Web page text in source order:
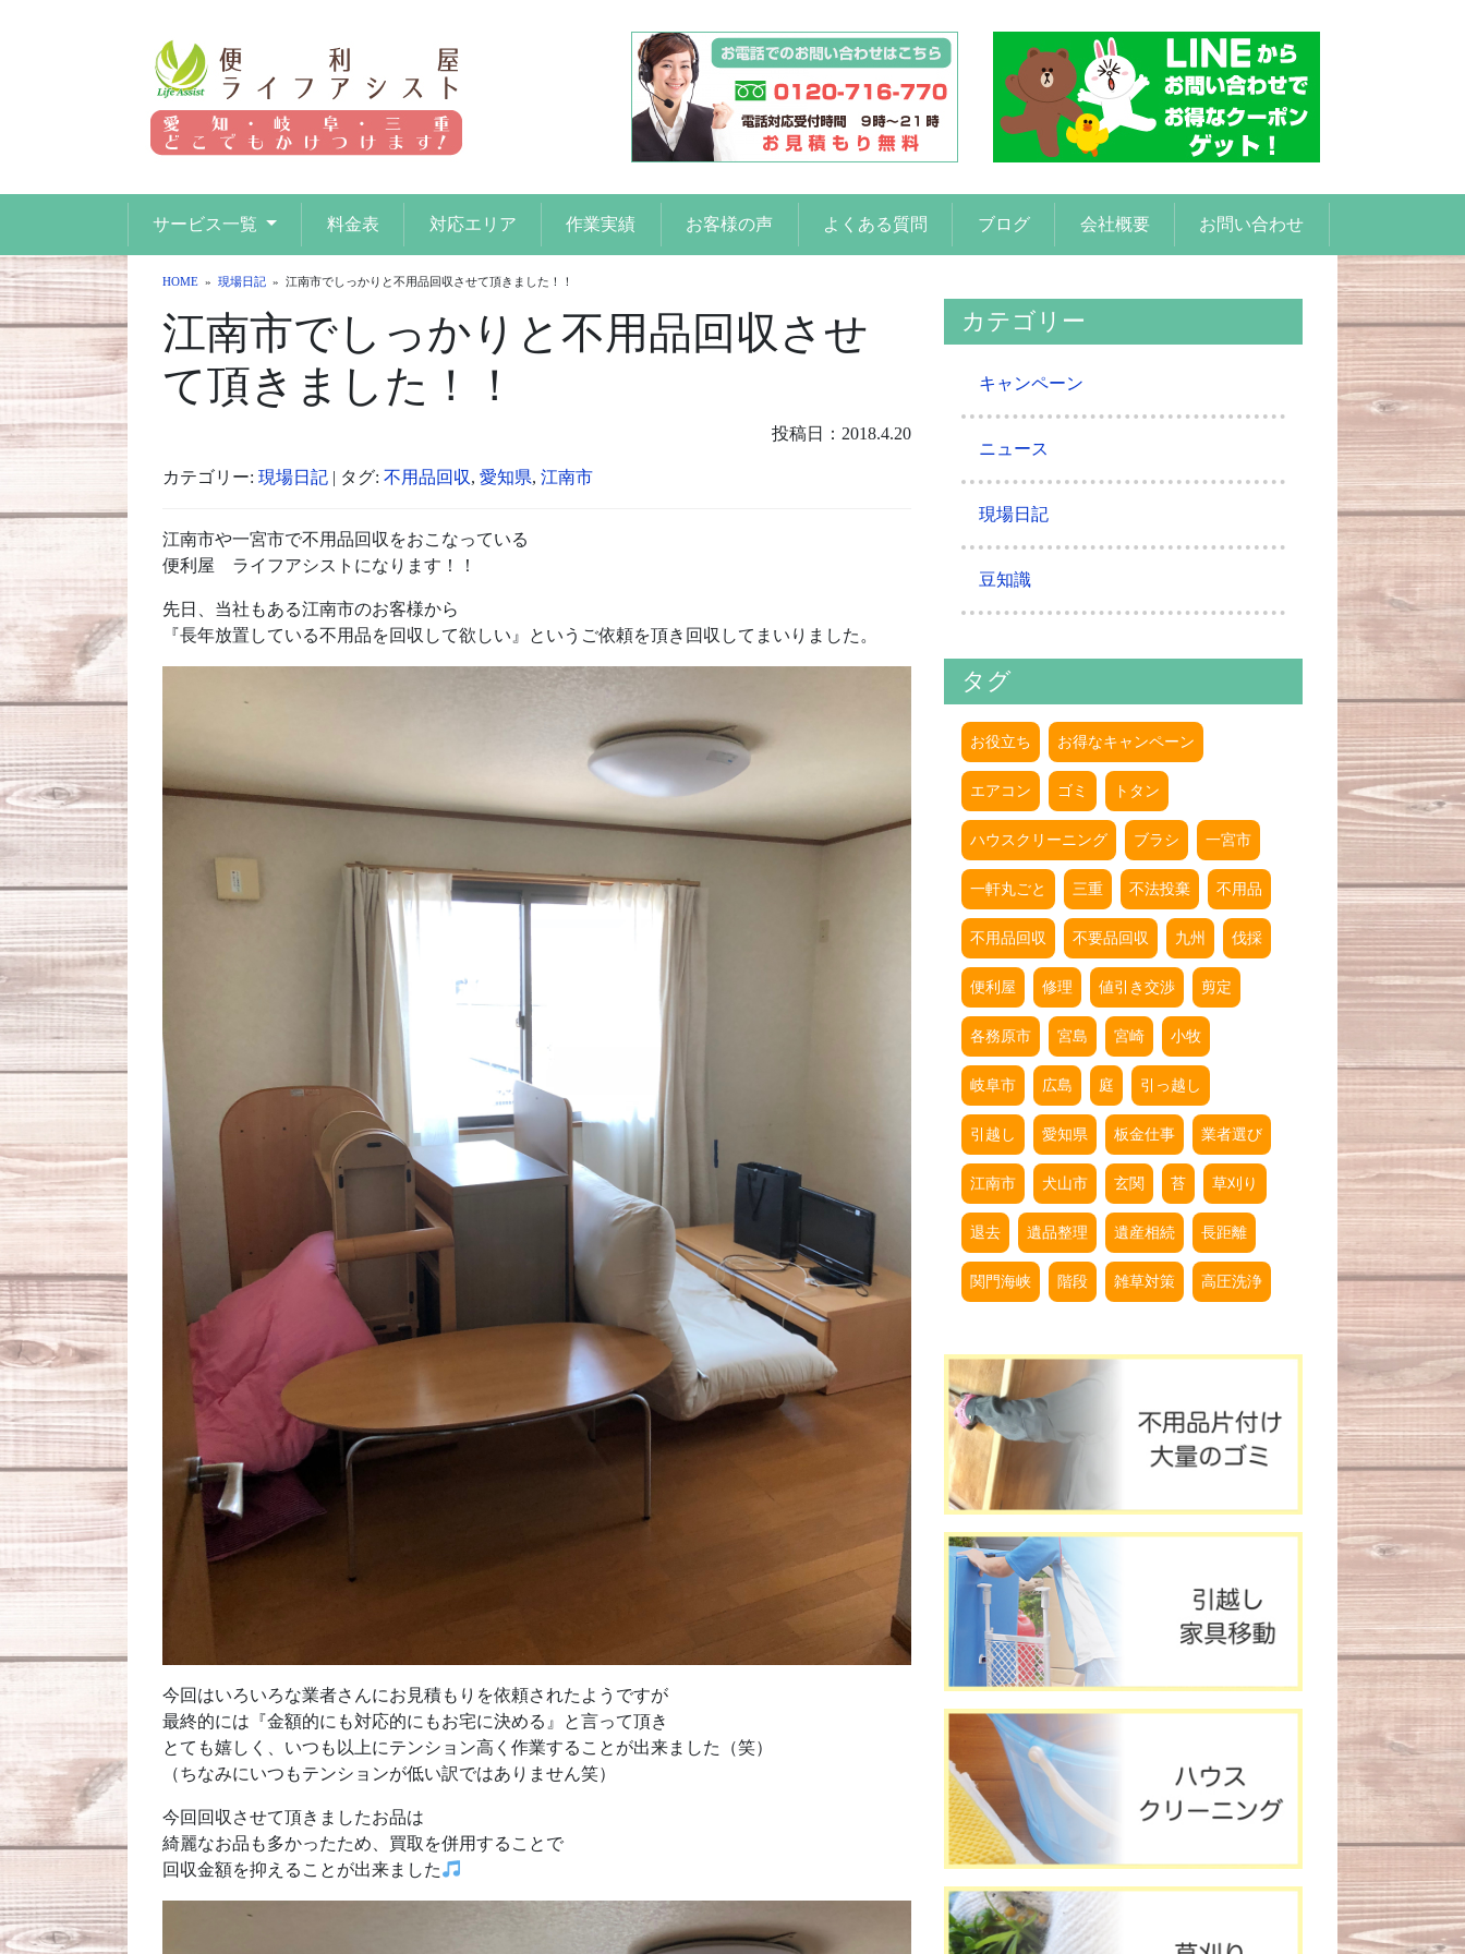
サービス一覧 料金表 対応エリア 作業実績 お客様の声 よくある質問 ブログ 会社概要 お問い合わせ
HOME » 現場日記 » 江南市でしっかりと不用品回収させて頂きました！！
江南市でしっかりと不用品回収させ
て頂きました！！
投稿日：2018.4.20
カテゴリー: 現場日記 | タグ: 不用品回収, 愛知県, 江南市
江南市や一宮市で不用品回収をおこなっている
便利屋 ライフアシストになります！！
先日、当社もある江南市のお客様から
『長年放置している不用品を回収して欲しい』というご依頼を頂き回収してまいりました。
今回はいろいろな業者さんにお見積もりを依頼されたようですが
最終的には『金額的にも対応的にもお宅に決める』と言って頂き
とても嬉しく、いつも以上にテンション高く作業することが出来ました（笑）
（ちなみにいつもテンションが低い訳ではありません笑）
今回回収させて頂きましたお品は
綺麗なお品も多かったため、買取を併用することで
回収金額を抑えることが出来ました
カテゴリー
キャンペーン
ニュース
現場日記
豆知識
タグ
お役立ち お得なキャンペーン
エアコン ゴミ トタン
ハウスクリーニング ブラシ 一宮市
一軒丸ごと 三重 不法投棄 不用品
不用品回収 不要品回収 九州 伐採
便利屋 修理 値引き交渉 剪定
各務原市 宮島 宮崎 小牧
岐阜市 広島 庭 引っ越し
引越し 愛知県 板金仕事 業者選び
江南市 犬山市 玄関 苔 草刈り
退去 遺品整理 遺産相続 長距離
関門海峡 階段 雑草対策 高圧洗浄